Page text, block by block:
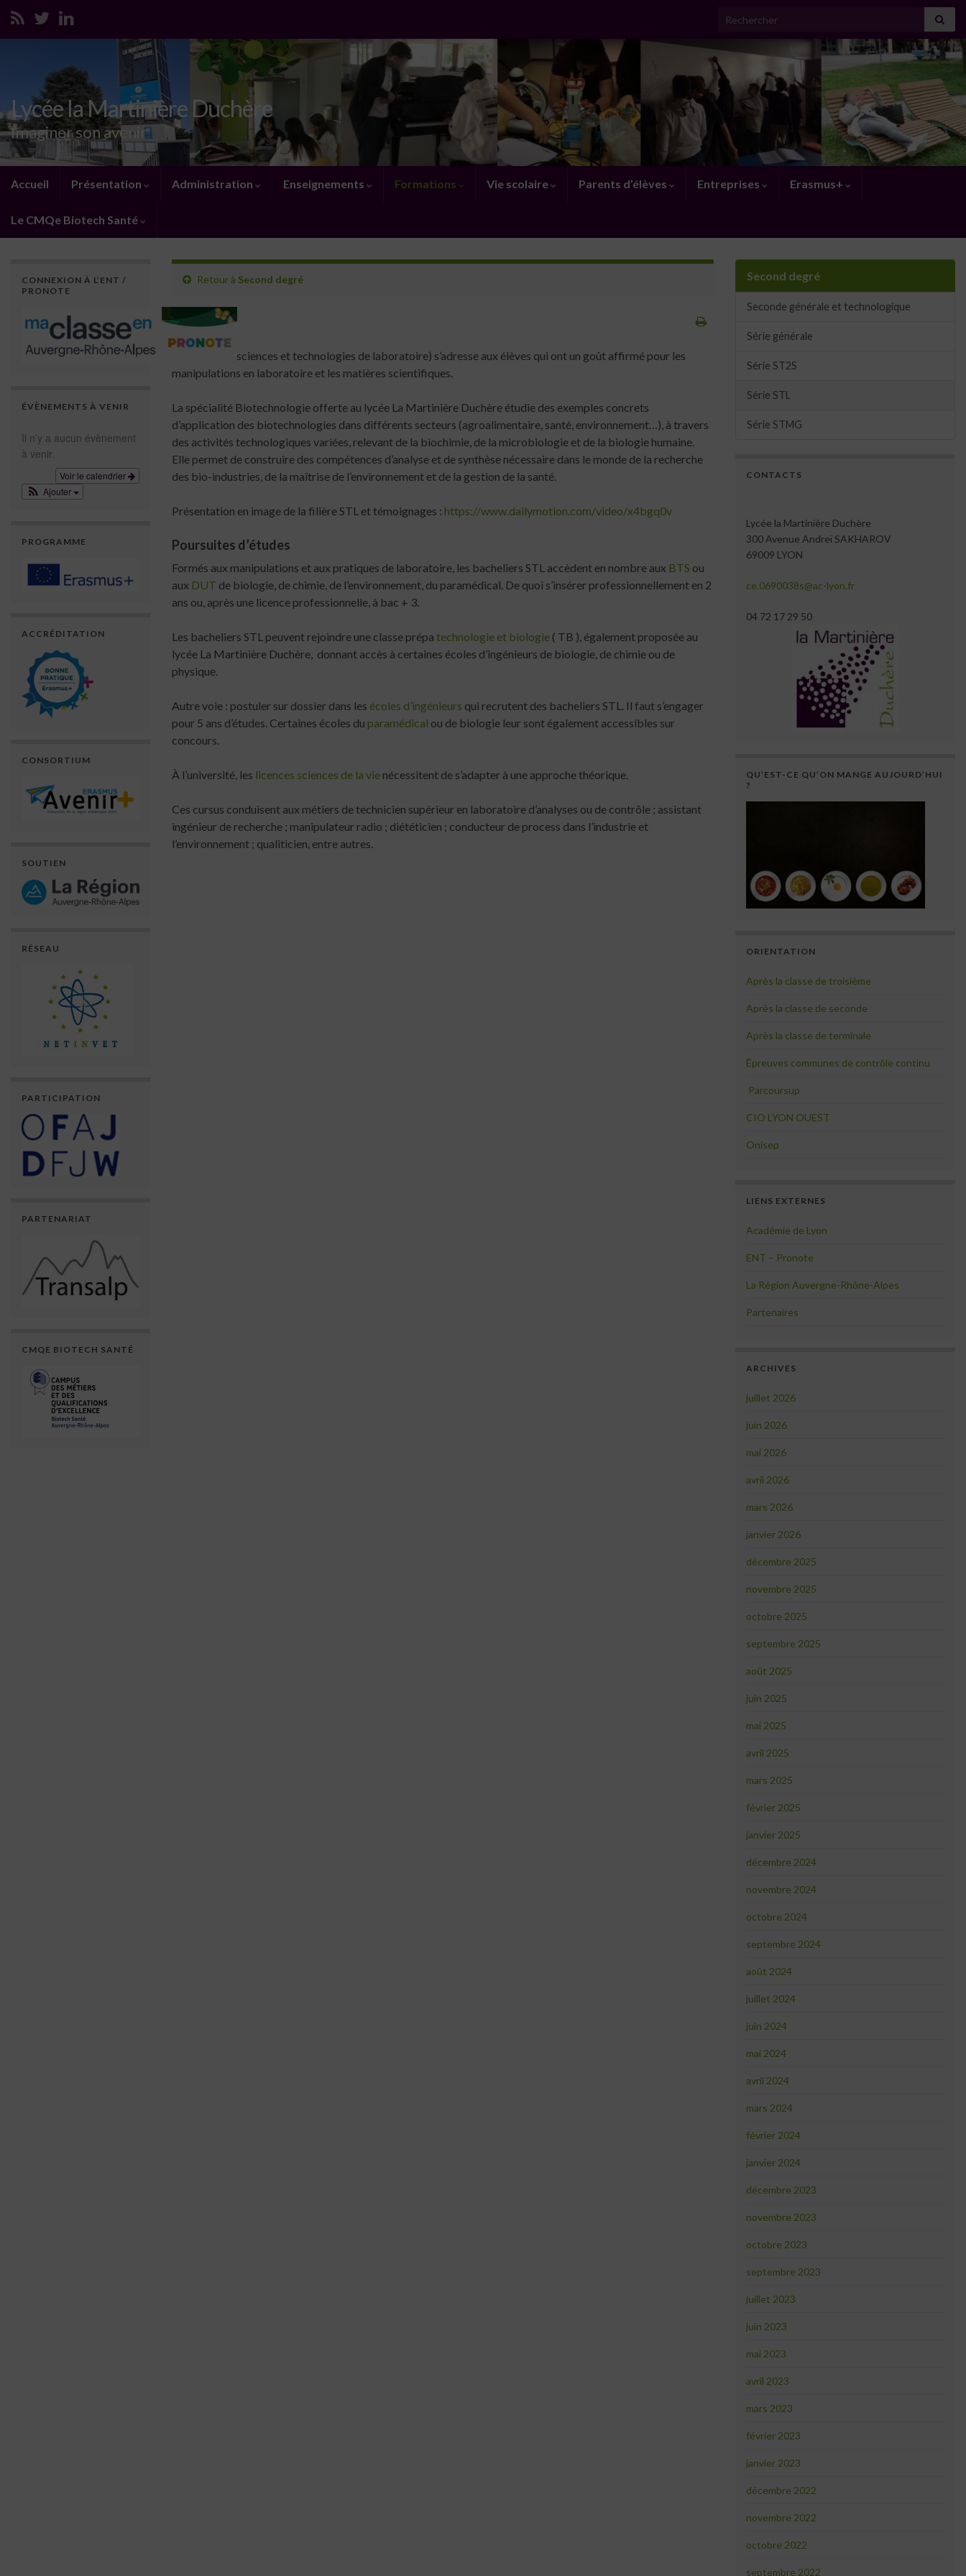
Search for:
Lycée la Martinière Duchère
Imaginer son avenir
Accueil Présentation Administration Enseignements Formations Vie scolaire Parents d’élèves Entreprises Erasmus+
Le CMQe Biotech Santé
Retour à Second degré
La série STL (sciences et technologies de laboratoire) s’adresse aux élèves qui ont un goût affirmé pour les
manipulations en laboratoire et les matières scientifiques.
La spécialité Biotechnologie offerte au lycée La Martinière Duchère étudie des exemples concrets
d’application des biotechnologies dans différents secteurs (agroalimentaire, santé, environnement…), à travers
des activités technologiques variées, relevant de la biochimie, de la microbiologie et de la biologie humaine.
Elle permet de construire des compétences d’analyse et de synthèse nécessaire dans le monde de la recherche
des bio-industries, de la maîtrise de l’environnement et de la gestion de la santé.
Présentation en image de la filière STL et témoignages : https://www.dailymotion.com/video/x4bgq0v
Poursuites d’études
Formés aux manipulations et aux pratiques de laboratoire, les bacheliers STL accèdent en nombre aux BTS ou
aux DUT de biologie, de chimie, de l’environnement, du paramédical. De quoi s’insérer professionnellement en 2
ans ou, après une licence professionnelle, à bac + 3.
Les bacheliers STL peuvent rejoindre une classe prépa technologie et biologie ( TB ), également proposée au
lycée La Martinière Duchère, donnant accès à certaines écoles d’ingénieurs de biologie, de chimie ou de
physique.
Autre voie : postuler sur dossier dans les écoles d’ingénieurs qui recrutent des bacheliers STL. Il faut s’engager
pour 5 ans d’études. Certaines écoles du paramédical ou de biologie leur sont également accessibles sur
concours.
À l’université, les licences sciences de la vie nécessitent de s’adapter à une approche théorique.
Ces cursus conduisent aux métiers de technicien supérieur en laboratoire d’analyses ou de contrôle ; assistant
ingénieur de recherche ; manipulateur radio ; diététicien ; conducteur de process dans l’industrie et
l’environnement ; qualiticien, entre autres.
CONNEXION À L’ENT /
PRONOTE
ÉVÈNEMENTS À VENIR
Il n’y a aucun évènement
à venir.
Voir le calendrier
Ajouter
PROGRAMME
ACCRÉDITATION
CONSORTIUM
SOUTIEN
RÉSEAU
PARTICIPATION
PARTENARIAT
CMQE BIOTECH SANTÉ
Second degré
Seconde générale et technologique
Série générale
Série ST2S
Série STL
Série STMG
CONTACTS
Lycée la Martinière Duchère
300 Avenue Andreï SAKHAROV
69009 LYON
ce.0690038s@ac-lyon.fr
04 72 17 29 50
QU’EST-CE QU’ON MANGE AUJOURD’HUI
?
ORIENTATION
Après la classe de troisième
Après la classe de seconde
Après la classe de terminale
Épreuves communes de contrôle continu
Parcoursup
CIO LYON OUEST
Onisep
LIENS EXTERNES
Académie de Lyon
ENT – Pronote
La Région Auvergne-Rhône-Alpes
Partenaires
ARCHIVES
juillet 2026
juin 2026
mai 2026
avril 2026
mars 2026
janvier 2026
décembre 2025
novembre 2025
octobre 2025
septembre 2025
août 2025
juin 2025
mai 2025
avril 2025
mars 2025
février 2025
janvier 2025
décembre 2024
novembre 2024
octobre 2024
septembre 2024
août 2024
juillet 2024
juin 2024
mai 2024
avril 2024
mars 2024
février 2024
janvier 2024
décembre 2023
novembre 2023
octobre 2023
septembre 2023
juillet 2023
juin 2023
mai 2023
avril 2023
mars 2023
février 2023
janvier 2023
décembre 2022
novembre 2022
octobre 2022
septembre 2022